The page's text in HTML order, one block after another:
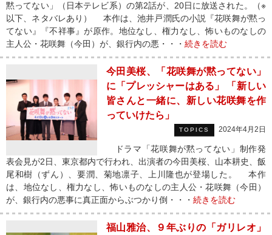
黙ってない」（日本テレビ系）の第2話が、20日に放送された。（※
以下、ネタバレあり） 本作は、池井戸潤氏の小説『花咲舞が黙っ
てない』『不祥事』が原作。地位なし、権力なし、怖いものなしの
主人公・花咲舞（今田）が、銀行内の悪・・・ 続きを読む
今田美桜、「花咲舞が黙ってない」
に「プレッシャーはある」 「新しい
皆さんと一緒に、新しい花咲舞を作
っていけたら」
TOPICS 2024年4月2日
ドラマ「花咲舞が黙ってない」制作発
表会見が2日、東京都内で行われ、出演者の今田美桜、山本耕史、飯
尾和樹（ずん）、要潤、菊地凛子、上川隆也が登場した。 本作
は、地位なし、権力なし、怖いものなしの主人公・花咲舞（今田）
が、銀行内の悪事に真正面からぶつかり倒・・・ 続きを読む
福山雅治、９年ぶりの「ガリレオ」